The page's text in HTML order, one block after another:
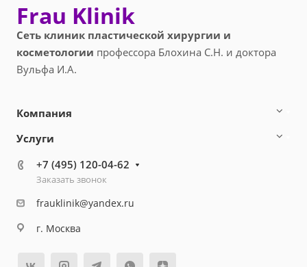
Frau Klinik
Сеть клиник пластической хирургии и
косметологии профессора Блохина С.Н. и доктора
Вульфа И.А.
Компания
Услуги
+7 (495) 120-04-62
Заказать звонок
frauklinik@yandex.ru
г. Москва